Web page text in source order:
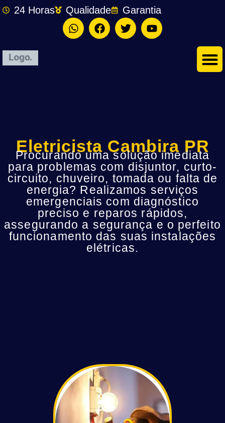
24 Horas Qualidade Garantia
Eletricista Cambira PR
Procurando uma solução imediata
para problemas com disjuntor, curto-
circuito, chuveiro, tomada ou falta de
energia? Realizamos serviços
emergenciais com diagnóstico
preciso e reparos rápidos,
assegurando a segurança e o perfeito
funcionamento das suas instalações
elétricas.